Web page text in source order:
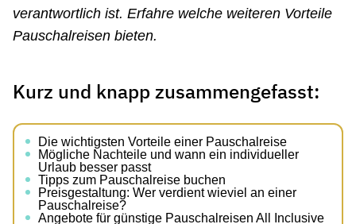
verantwortlich ist. Erfahre welche weiteren Vorteile
Pauschalreisen bieten.
Kurz und knapp zusammengefasst:
Die wichtigsten Vorteile einer Pauschalreise
Mögliche Nachteile und wann ein individueller
Urlaub besser passt
Tipps zum Pauschalreise buchen
Preisgestaltung: Wer verdient wieviel an einer
Pauschalreise?
Angebote für günstige Pauschalreisen All Inclusive